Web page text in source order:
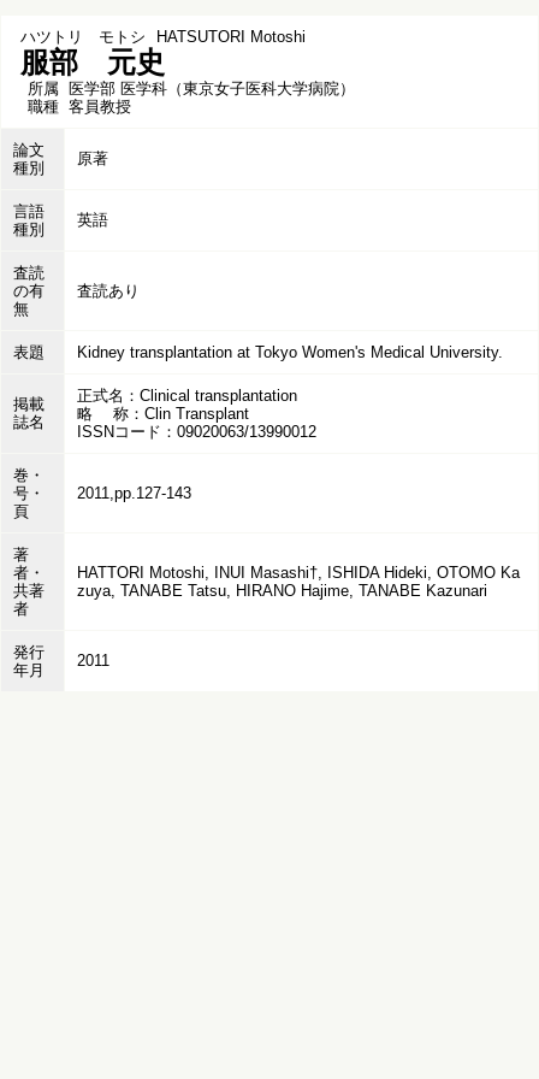
ハツトリ モトシ HATSUTORI Motoshi
服部 元史
所属 医学部 医学科（東京女子医科大学病院）
職種 客員教授
論文
種別
原著
言語
種別
英語
査読
の有
無
査読あり
表題 Kidney transplantation at Tokyo Women's Medical University.
掲載
誌名
正式名：Clinical transplantation
略 称：Clin Transplant
ISSNコード：09020063/13990012
巻・
号・
頁
2011,pp.127-143
著
者・
共著
者
HATTORI Motoshi, INUI Masashi†, ISHIDA Hideki, OTOMO Ka
zuya, TANABE Tatsu, HIRANO Hajime, TANABE Kazunari
発行
年月
2011